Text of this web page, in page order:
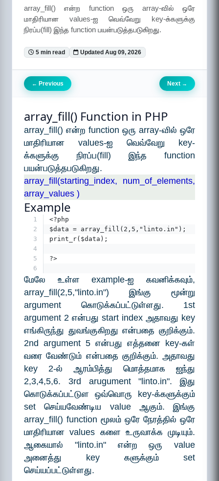
array_fill() என்ற function ஒரு array-வில் ஒரே
மாதிரியான values-ஐ வெவ்வேறு key-க்களுக்கு
நிரப்ப(fill) இந்த function பயன்படுத்தபடுகிறது.
5 min read Updated Aug 09, 2026
← Previous Next →
array_fill() Function in PHP
array_fill() என்ற function ஒரு array-வில் ஒரே
மாதிரியான values-ஐ வெவ்வேறு key-
க்களுக்கு நிரப்ப(fill) இந்த function
பயன்படுத்தபடுகிறது.
array_fill(starting_index, num_of_elements,
array_values )
Example
1
<?php
2
$data = array_fill(2,5,"linto.in");
3
print_r($data);
4
5
?>
6
மேலே உள்ள example-ஐ கவனிக்கவும்,
array_fill(2,5,"linto.in") இங்கு மூன்று
argument கொடுக்கப்பட்டுள்ளது. 1st
argument 2 என்பது start index அதாவது key
எங்கிருந்து துவங்குகிறது என்பதை குறிக்கும்.
2nd argument 5 என்பது எத்தனை key-கள்
வரை வேண்டும் என்பதை குறிக்கும். அதாவது
key 2-ல் ஆரம்பித்து மொத்தமாக ஐந்து
2,3,4,5,6. 3rd arugument "linto.in". இது
கொடுக்கப்பட்டுள ஒவ்வொரு key-க்களுக்கும்
set செய்யவேண்டிய value ஆகும். இங்கு
array_fill() function மூலம் ஒரே நேரத்தில் ஒரே
மாதிரியான values களை உருவாக்க முடியும்.
ஆகையால் "linto.in" என்ற ஒரு value
அனைத்து key களுக்கும் set
செய்யப்பட்டுள்ளது.